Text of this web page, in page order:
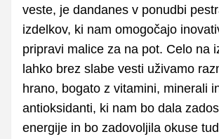
veste, je dandanes v ponudbi
izdelkov, ki nam omogočajo
pripravi malice za na pot. Celo na
lahko brez slabe vesti uživamo
hrano, bogato z vitamini, minerali
antioksidanti, ki nam bo dala
energije in bo zadovoljila okuse